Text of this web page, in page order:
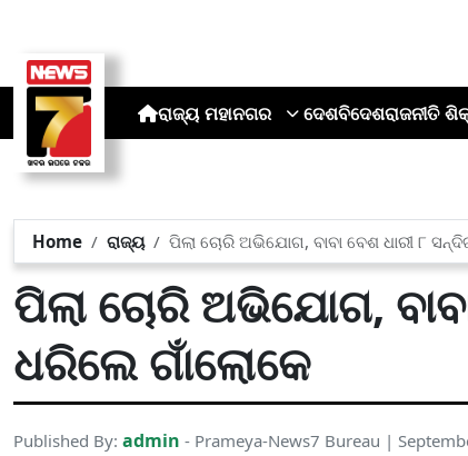
ରାଜ୍ୟ ମହାନଗର ଦେଶବିଦେଶରାଜନୀତି
Home ରାଜ୍ୟ ପିଲା ଚୋରି ଅଭିଯୋଗ, ବାବା ବେଶ ଧାରୀ ୮
ପିଲା ଚୋରି ଅଭିଯୋଗ,
ଧରିଲେ ଗାଁଲୋକେ
Published By: admin - Prameya-News7 Bureau |